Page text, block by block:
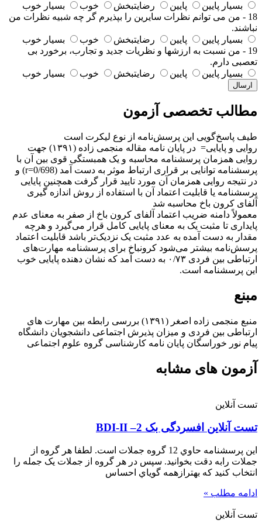
بسیار پایین
پایین رضایتبخش خوب
بسیار خوب
18 - من می توانم نظرات سایرین را بپذیرم گر چه شبیه نظرات من
نباشند.
بسیار پایین
پایین رضایتبخش خوب
بسیار خوب
19 - من نسبت به ارزشها و نظریات جدید و تجارب، برخورد بی
تعصبی دارم.
بسیار پایین
پایین رضایتبخش خوب بسیار خوب
ارسال
مطالب تخصصی آزمون
طیف پاسخ‌گویی این پرسش‌نامه از نوع لیکرت است
روایی و پایایی= در پایان نامه مقاله منجمی زاده (۱۳۹۱) جهت
روایی همزمان پرسشنامه محاسبه و یک همبستگی قوی بین آن با
پرسشنامه توانایی بر قراری ارتباط موثر به دست آمد (r=0/698) و
در نتیجه روایی همزمان آن مورد تایید قرار گرفت همچنین پایایی
پرسشنامه یا قابلیت اعتماد آن با استفاده از روش اندازه گیری
آلفای کرون باخ محاسبه شد
معمولاً دامنه ضریب اعتماد آلفای کرون باخ از صفر به معنای عدم
پایداری تا مثبت یک به معنای پایایی کامل قرار می‌گیرد و هرچه
مقدار به دست آمده به عدد مثبت یک نزدیک‌تر باشد قابلیت اعتماد
پرسش‌نامه بیشتر می‌شود کرونباخ برای پرسشنامه مهارت‌های
ارتباطی بین فردی ۰/۷۳ به دست آمد که نشان دهنده پایایی خوب
این پرسشنامه است.
مبنع
منبع منجمی زاده اصغر (۱۳۹۱) بررسی رابطه بین مهارت های
ارتباطی بین فردی و میزان پذیرش اجتماعی دانشجویان دانشگاه
پیام نور خوراسگان پایان نامه کارشناسی گروه علوم اجتماعی
آزمون های مشابه
تست آنلاین
تست آنلاين افسردگی بک 2– BDI-II
اين پرسشنامه حاوي 12 گروه جملات است. لطفا هر گروه از
جملات رابه دقت بخوانيد. سپس در هر گروه از جملات يک جمله را
انتخاب کنيد که بهترازهمه گوياي احساس
ادامه مطلب »
تست آنلاین